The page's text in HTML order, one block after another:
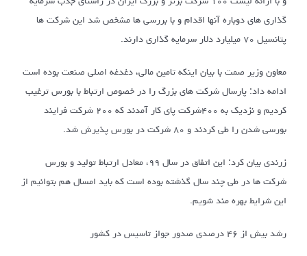
گذاری های دوباره آنها اقدام و با بررسی ها مشخص شد این شرکت ها
پتانسیل ۷۰ میلیارد دلار سرمایه گذاری دارند.
معاون وزیر صمت با بیان اینکه تامین مالی، دغدغه اصلی صنعت بوده است
ادامه داد: پارسال شرکت های بزرگ را در خصوص ارتباط با بورس ترغیب
کردیم و نزدیک به ۴۰۰شرکت پای کار آمدند که ۲۰۰ شرکت فرایند
بورسی شدن را طی کردند و ۸۰ شرکت در بورس پذیرش شد.
زرندی بیان کرد: این اتفاق در سال ۹۹، معادل ارتباط تولید و بورس
شرکت ها در طی چند سال گذشته بوده است که باید امسال هم بتوانیم از
این شرایط بهره مند شویم.
رشد بیش از ۴۶ درصدی صدور جواز تاسیس در کشور